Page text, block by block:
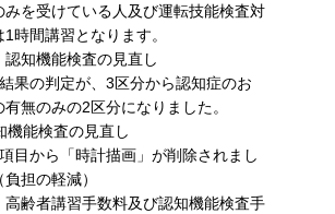
みを受けている人及び運転技能検査対
1時間講習となります。
認知機能検査の見直し
果の判定が、3区分から認知症のお
有無のみの2区分になりました。
目から「時計描画」が削除されまし
担の軽減）
高齢者講習手数料及び認知機能検査手